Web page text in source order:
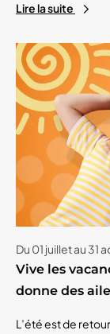
Lire la suite
Du 01 juillet au 31
Vive les
donne des
L’été est de